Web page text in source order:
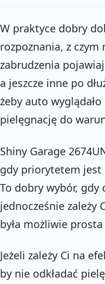
W praktyce dobry
rozpoznania, z czym
zabrudzenia
a jeszcze inne po
żeby auto
pielęgnację do
Shiny Garage
gdy priorytetem jest
To dobry wybór, gdy
jednocześnie zależy
była możliwie
Jeżeli zależy Ci na
by nie odkładać